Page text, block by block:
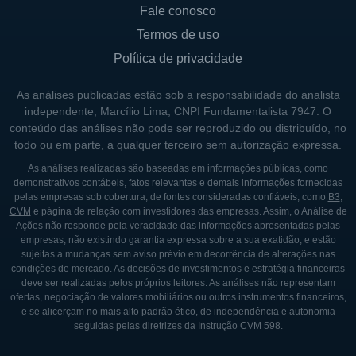
gás natural e a geração de energia. Essa
estratégia não apenas reduz custos, mas
também otimiza o uso dos recursos
tecnologias que visam aumentar a eficiência
energética e o uso sustentável dos recursos
hídricos e ambientais.
LINHAS DE NEGÓCIO
A Eneva organiza suas operações em
diferentes linhas de negócios, que incluem a
geração de energia elétrica e a exploração e
comercialização de gás natural. Na geração
de energia, destaca-se a operação das
usinas térmicas, que fornecem energia de
Fale conosco
Termos de uso
Política de privacidade
As análises publicadas estão sob a responsabilidade do analista
independente, Marcílio Lima, CNPI Fundamentalista 7947. O
conteúdo das análises não pode ser reproduzido ou distribuído, no
todo ou em parte, a qualquer terceiro sem autorização expressa.
As análises realizadas são baseadas em informações públicas, como
demonstrativos contábeis, fatos relevantes e demais informações fornecidas
pelas empresas sob cobertura, de fontes consideradas confiáveis, como B3,
CVM e página de relação com investidores das empresas. Assim, o Análise de
Ações não responde pela veracidade das informações apresentadas pelas
empresas, não existindo garantia expressa sobre a sua exatidão, e estão
sujeitas a mudanças sem aviso prévio em decorrência de alterações nas
condições de mercado. As decisões de investimentos e estratégia financeiras
deve ser realizadas pelos próprios leitores. As análises não representam
ofertas, negociação de valores mobiliários ou outros instrumentos financeiros,
e se alicerçam no mais alto padrão ético, de independência e autonomia
seguidas pelas diretrizes da Instrução CVM 598.